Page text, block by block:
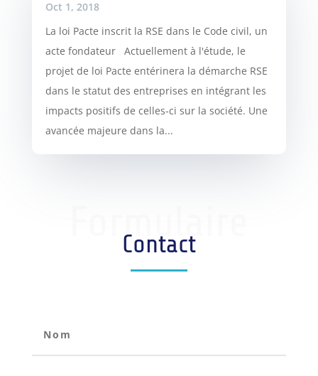
Oct 1, 2018
La loi Pacte inscrit la RSE dans le Code civil, un
acte fondateur Actuellement à l'étude, le
projet de loi Pacte entérinera la démarche RSE
dans le statut des entreprises en intégrant les
impacts positifs de celles-ci sur la société. Une
avancée majeure dans la...
Formulaire
Contact